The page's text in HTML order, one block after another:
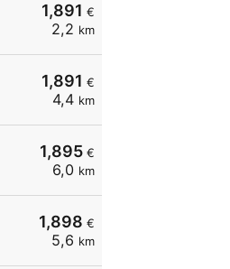
1,891 €
2,2 km
1,891 €
4,4 km
1,895 €
6,0 km
1,898 €
5,6 km